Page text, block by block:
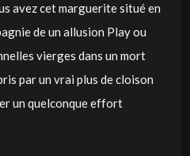
avez cet marguerite situé en
de un allusion Play ou
vierges dans un mort
par un vrai plus de cloison
un quelconque effort